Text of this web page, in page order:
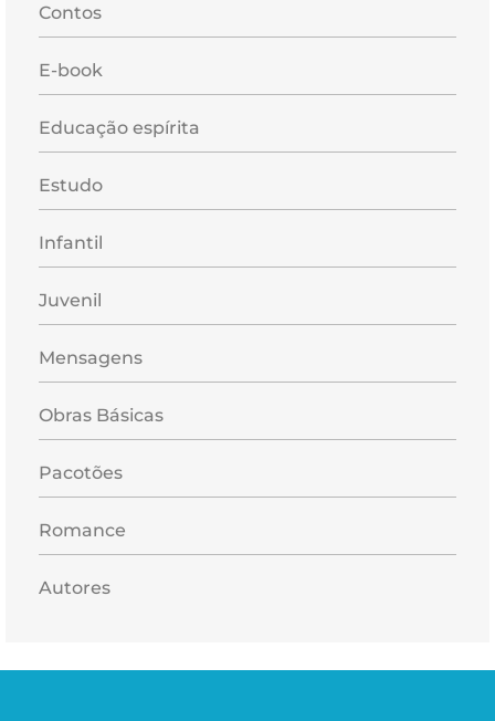
Contos
E-book
Educação espírita
Estudo
Infantil
Juvenil
Mensagens
Obras Básicas
Pacotões
Romance
Autores